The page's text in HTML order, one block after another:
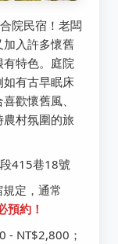
院民宿！老闆
入許多懷舊
特色。庭院
有古早眠床
歡懷舊風、
村氛圍的旅
415巷18號
定，通常
預約！
- NT$2,800；